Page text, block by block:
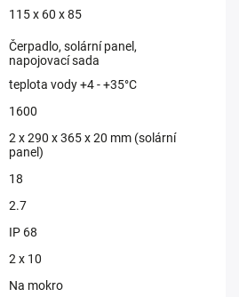
115 x 60 x 85
Čerpadlo, solární panel,
napojovací sada
teplota vody +4 - +35°C
1600
2 x 290 x 365 x 20 mm (solární
panel)
18
2.7
IP 68
2 x 10
Na mokro